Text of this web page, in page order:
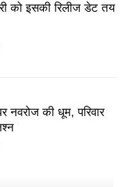
को इसकी रिलीज डेट तय
नवरोज की धूम, परिवार